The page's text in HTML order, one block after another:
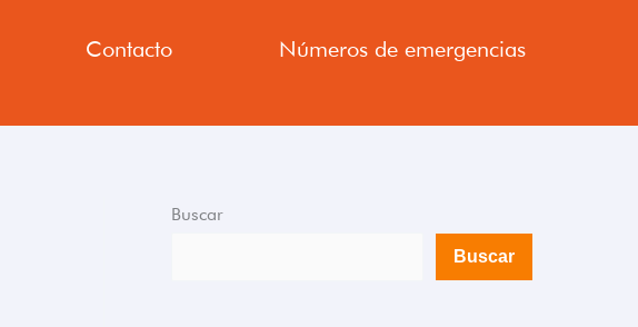
Contacto Números de emergencias
Buscar
Buscar